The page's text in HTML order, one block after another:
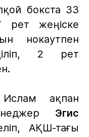
бокста 33
рет жеңіске
нокаутпен
2 рет
ақпан
Эгис
АҚШ-тағы